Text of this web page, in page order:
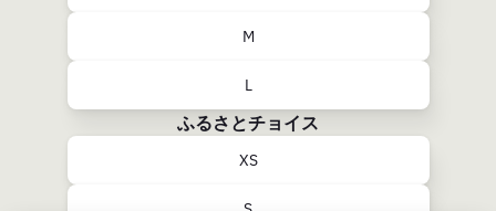
M
L
ふるさとチョイス
XS